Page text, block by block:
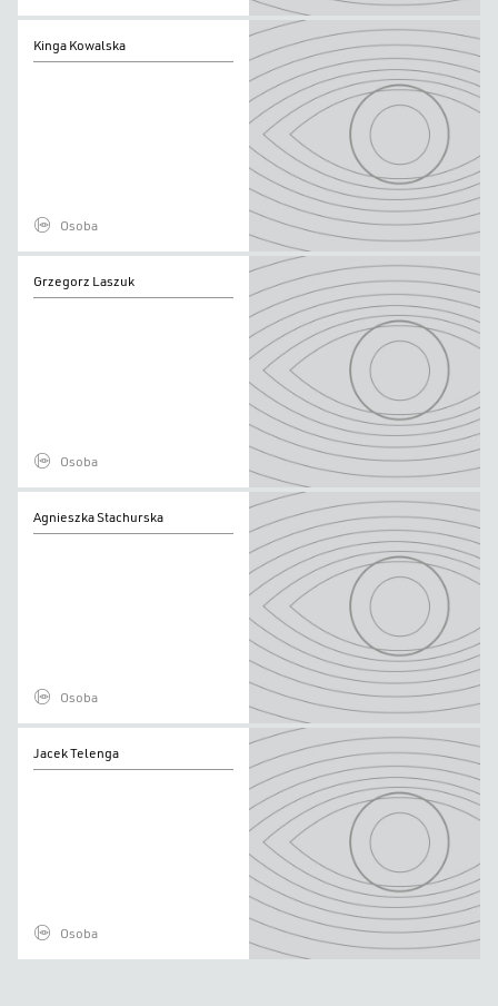
Kowalska
Kinga Kowalska
Osoba
Laszuk
Grzegorz Laszuk
Osoba
Stachurska
Agnieszka Stachurska
Osoba
Telenga
Jacek Telenga
Osoba